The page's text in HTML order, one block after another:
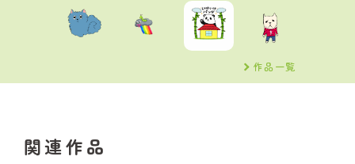
作品一覧
関連作品